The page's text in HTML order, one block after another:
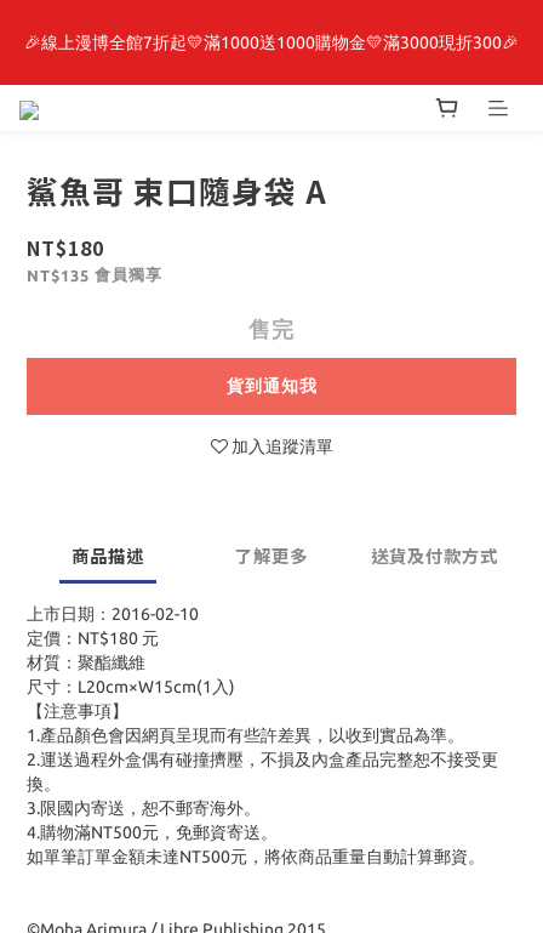
最新開賣🔥「全知讀者視角」 周邊商品
🎉線上漫博全館7折起💛滿1000送1000購物金💛滿3000現折300🎉
【抽籤堂】 影之強者、你又被殺了呢，偵探大人、約會大作戰、
最新開賣🔥「全知讀者視角」 周邊商品
鯊魚哥 束口隨身袋 A
NT$180
NT$135 會員獨享
售完
貨到通知我
加入追蹤清單
商品描述 了解更多 送貨及付款方式
上市日期：2016-02-10
定價：NT$180 元
材質：聚酯纖維
尺寸：L20cm×W15cm(1入)
【注意事項】
1.產品顏色會因網頁呈現而有些許差異，以收到實品為準。
2.運送過程外盒偶有碰撞擠壓，不損及內盒產品完整恕不接受更
換。
3.限國內寄送，恕不郵寄海外。
4.購物滿NT500元，免郵資寄送。
如單筆訂單金額未達NT500元，將依商品重量自動計算郵資。